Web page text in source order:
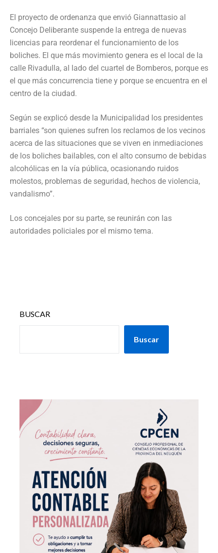
El proyecto de ordenanza que envió Giannattasio al
Concejo Deliberante suspende la entrega de nuevas
licencias para reordenar el funcionamiento de los
boliches. El que más movimiento genera es el local de la
calle Rivadulla, al lado del cuartel de Bomberos, porque es
el que más concurrencia tiene y porque se encuentra en el
centro de la ciudad.
Según se explicó desde la Municipalidad los presidentes
barriales “son quienes sufren los reclamos de los vecinos
acerca de las situaciones que se viven en inmediaciones
de los boliches bailables, con el alto consumo de bebidas
alcohólicas en la vía pública, ocasionando ruidos
molestos, problemas de seguridad, hechos de violencia,
vandalismo”.
Los concejales por su parte, se reunirán con las
autoridades policiales por el mismo tema.
BUSCAR
Buscar